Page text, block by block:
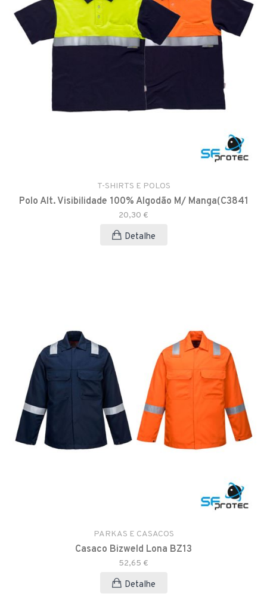
T-SHIRTS E POLOS
Polo Alt. Visibilidade 100% Algodão M/ Manga(C3841
20,30 €
Detalhe
PARKAS E CASACOS
Casaco Bizweld Lona BZ13
52,65 €
Detalhe